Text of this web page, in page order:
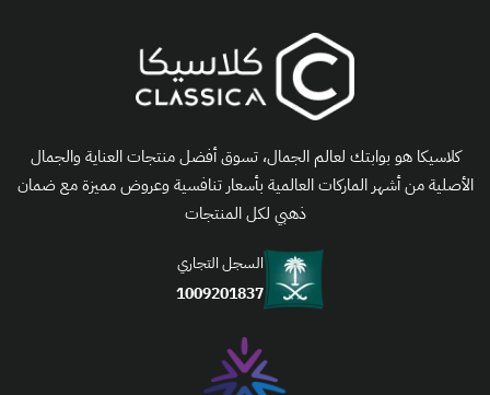
كلاسيكا هو بوابتك لعالم الجمال، تسوق أفضل منتجات العناية والجمال
الأصلية من أشهر الماركات العالمية بأسعار تنافسية وعروض مميزة مع ضمان
ذهبي لكل المنتجات
السجل التجاري
1009201837